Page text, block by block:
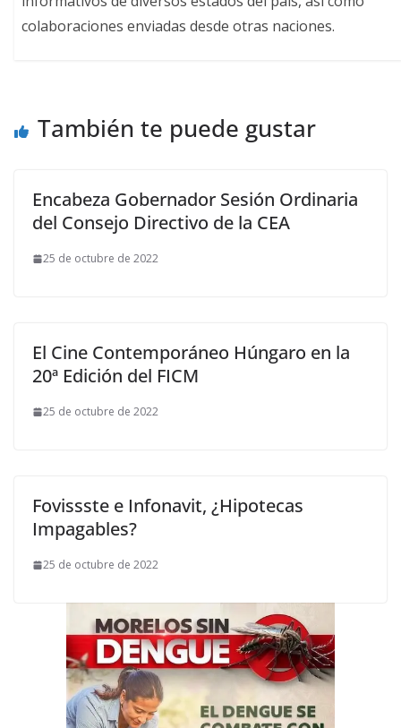
colaboraciones enviadas desde otras naciones.
También te puede gustar
Encabeza Gobernador Sesión Ordinaria
del Consejo Directivo de la CEA
25 de octubre de 2022
El Cine Contemporáneo Húngaro en la
20ª Edición del FICM
25 de octubre de 2022
Fovissste e Infonavit, ¿Hipotecas
Impagables?
25 de octubre de 2022